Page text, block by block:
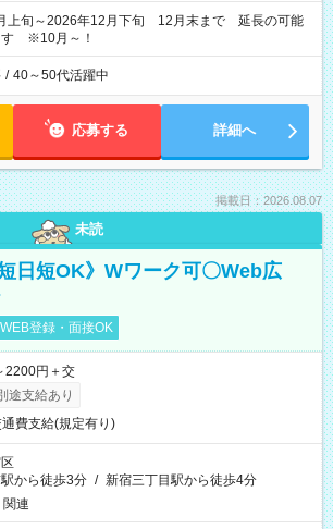
上旬～2026年12月下旬 12月末まで 延長の可能
す ※10月～！
/ 40～50代活躍中
応募する 詳細へ
掲載日：2026.08.07
未読
日短OK》Wワーク可〇Web広
WEB登録・面接OK
2200円＋交
途支給あり
費支給(規定有り)
から徒歩3分 / 新宿三丁目駅から徒歩4分
関連